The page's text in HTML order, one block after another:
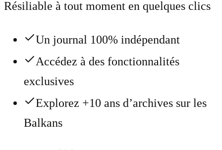
Résiliable à tout moment en quelques clics
Un journal 100% indépendant
Accédez à des fonctionnalités
exclusives
Explorez +10 ans d’archives sur les
Balkans